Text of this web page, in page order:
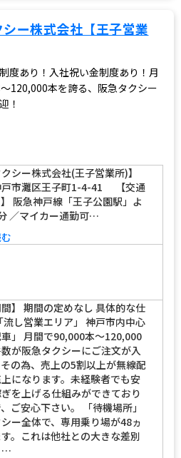
ー株式会社【王子営業
度あり！入社祝い金制度あり！月
120,000本を誇る、阪急タクシー
！
クシー株式会社(王子営業所)】
戸市灘区王子町1-4-41 【交通
阪急神戸線「王子公園駅」よ
／マイカー通勤可…
間】 期間の定めなし 具体的な仕
流し営業エリア」 神戸市内中心
車」 月間で90,000本～120,000
が阪急タクシーにご注文が入
の為、売上の5割以上が無線配
になります。未経験者でも安
を上げる仕組みができており
ご安心下さい。 「待機場所」
ー全体で、専用乗り場が48ヵ
。これは他社との大きな差別
…